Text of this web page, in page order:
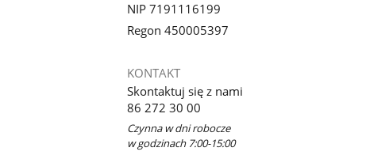
NIP 7191116199
Regon 450005397
KONTAKT
Skontaktuj się z nami
86 272 30 00
Czynna w dni robocze
w godzinach 7:00-15:00